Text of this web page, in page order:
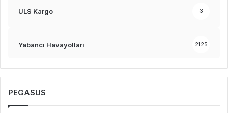
ULS Kargo 3
Yabancı Havayolları 2125
PEGASUS